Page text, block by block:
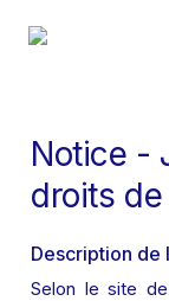
Notice -
droits
Description de
Selon le site de